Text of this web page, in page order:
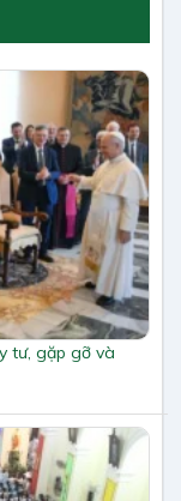
tư, gặp gỡ và